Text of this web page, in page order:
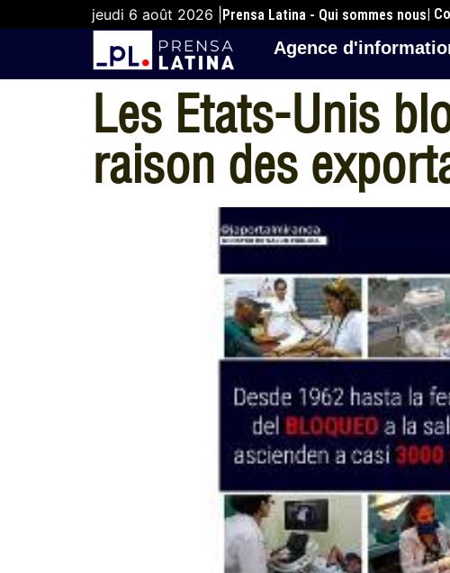
jeudi 6 août 2026 | Prensa Latina - Qui sommes nous|
Agence
Les Etats-Unis
raison des